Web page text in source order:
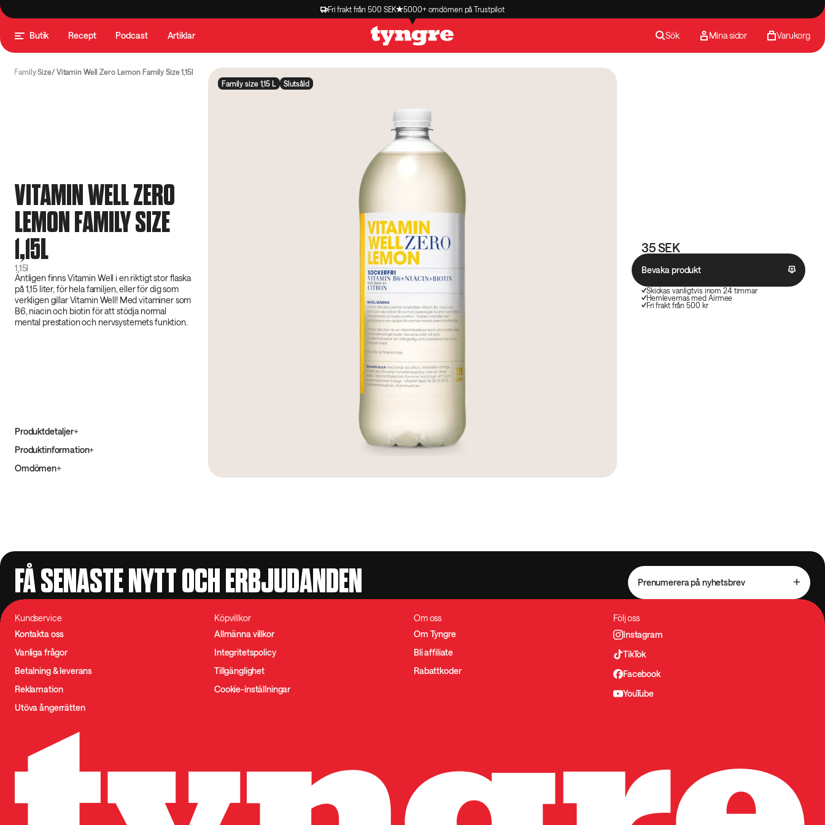
Fri frakt från 500 SEK 5000+ omdömen på Trustpilot
Butik Recept Podcast Artiklar Sök Mina sidor Varukorg
Family Size Vitamin Well Zero Lemon Family Size 1,15l
VITAMIN WELL ZERO
LEMON FAMILY SIZE
1,15L
1,15l
Äntligen finns Vitamin Well i en riktigt stor flaska
på 1,15 liter, för hela familjen, eller för dig som
verkligen gillar Vitamin Well! Med vitaminer som
B6, niacin och biotin för att stödja normal
mental prestation och nervsystemets funktion.
Produktdetaljer
Produktinformation
Omdömen
Family size 1,15 L Slutsåld
35 SEK
Bevaka produkt
Skickas vanligtvis inom 24 timmar
Hemlevernas med Airmee
Fri frakt från 500 kr
FÅ SENASTE NYTT OCH ERBJUDANDEN Prenumerera på nyhetsbrev
Kundservice
Kontakta oss
Vanliga frågor
Betalning & leverans
Reklamation
Utöva ångerrätten
Köpvillkor
Allmänna villkor
Integritetspolicy
Tillgänglighet
Cookie-inställningar
Om oss
Om Tyngre
Bli affiliate
Rabattkoder
Följ oss
Instagram
TikTok
Facebook
YouTube